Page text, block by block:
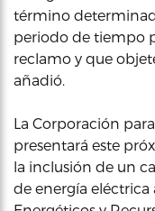
término
periodo de tiempo
reclamo y que
añadió.
La Corporación
presentará este
la inclusión de un
de energía